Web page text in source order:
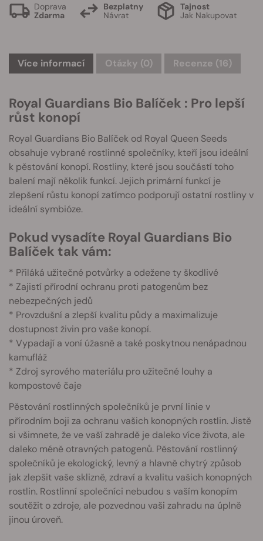
Doprava
Zdarma
Bezplatny
Návrat
Tajnost
Jak Nakupovat
Více informací Otázky (0) Recenze (16)
Royal Guardians Bio Balíček : Pro lepší
růst konopí
Royal Guardians Bio Balíček od Royal Queen Seeds
obsahuje vybrané rostlinné společníky, kteří jsou ideální
k pěstování konopí. Rostliny, které jsou součástí toho
balení mají několik funkcí. Jejich primární funkcí je
zlepšení růstu konopí zatímco podporují ostatní rostliny v
ideální symbióze.
Pokud vysadíte Royal Guardians Bio
Balíček tak vám:
* Přiláká užitečné potvůrky a odežene ty škodlivé
* Zajistí přírodní ochranu proti patogenům bez
nebezpečných jedů
* Provzdušní a zlepší kvalitu půdy a maximalizuje
dostupnost živin pro vaše konopí.
* Vypadají a voní úžasně a také poskytnou nenápadnou
kamufláž
* Zdroj syrového materiálu pro užitečné louhy a
kompostové čaje
Pěstování rostlinných společníků je první linie v
přírodním boji za ochranu vašich konopných rostlin. Jistě
si všimnete, že ve vaší zahradě je daleko více života, ale
daleko méně otravných patogenů. Pěstování rostlinný
společníků je ekologický, levný a hlavně chytrý způsob
jak zlepšit vaše sklizně, zdraví a kvalitu vašich konopných
rostlin. Rostlinní společníci nebudou s vaším konopím
soutěžit o zdroje, ale pozvednou vaši zahradu na úplně
jinou úroveň.